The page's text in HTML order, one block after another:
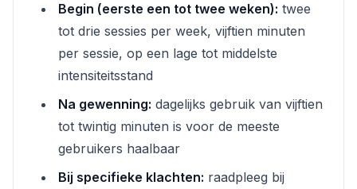
Begin (eerste een tot twee weken): twee
tot drie sessies per week, vijftien minuten
per sessie, op een lage tot middelste
intensiteitsstand
Na gewenning: dagelijks gebruik van vijftien
tot twintig minuten is voor de meeste
gebruikers haalbaar
Bij specifieke klachten: raadpleeg bij